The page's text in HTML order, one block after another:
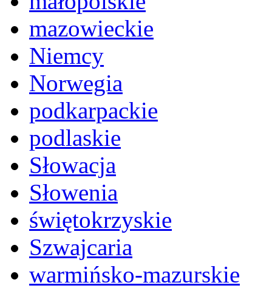
mazowieckie
Niemcy
Norwegia
podkarpackie
podlaskie
Słowacja
Słowenia
świętokrzyskie
Szwajcaria
warmińsko-mazurskie